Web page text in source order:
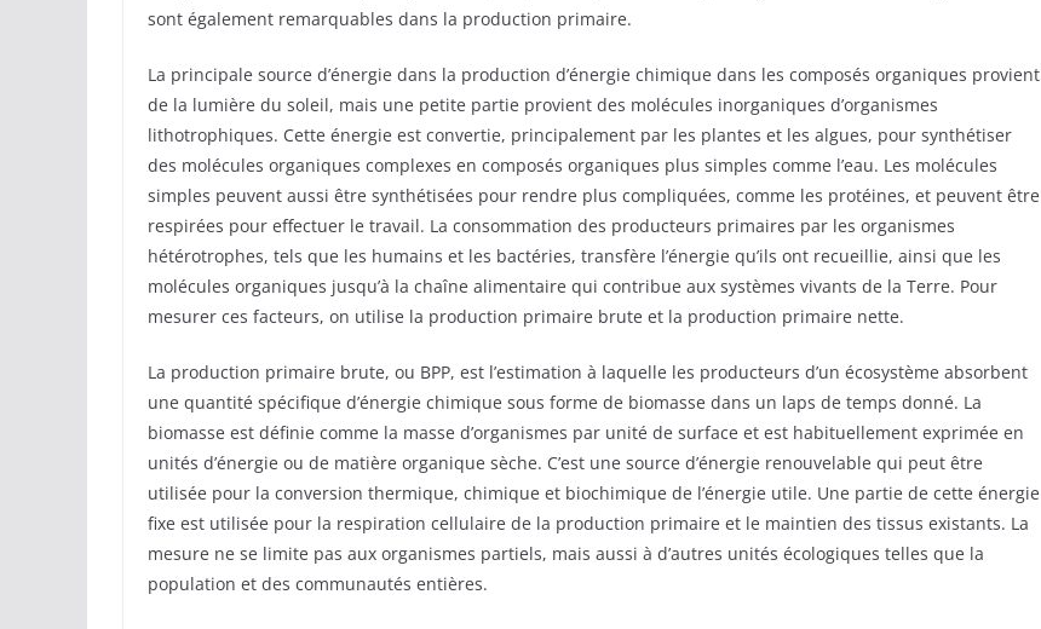
sont également remarquables dans la production primaire.
La principale source d’énergie dans la production d’énergie chimique dans les composés organiques provient
de la lumière du soleil, mais une petite partie provient des molécules inorganiques d’organismes
lithotrophiques. Cette énergie est convertie, principalement par les plantes et les algues, pour synthétiser
des molécules organiques complexes en composés organiques plus simples comme l’eau. Les molécules
simples peuvent aussi être synthétisées pour rendre plus compliquées, comme les protéines, et peuvent être
respirées pour effectuer le travail. La consommation des producteurs primaires par les organismes
hétérotrophes, tels que les humains et les bactéries, transfère l’énergie qu’ils ont recueillie, ainsi que les
molécules organiques jusqu’à la chaîne alimentaire qui contribue aux systèmes vivants de la Terre. Pour
mesurer ces facteurs, on utilise la production primaire brute et la production primaire nette.
La production primaire brute, ou BPP, est l’estimation à laquelle les producteurs d’un écosystème absorbent
une quantité spécifique d’énergie chimique sous forme de biomasse dans un laps de temps donné. La
biomasse est définie comme la masse d’organismes par unité de surface et est habituellement exprimée en
unités d’énergie ou de matière organique sèche. C’est une source d’énergie renouvelable qui peut être
utilisée pour la conversion thermique, chimique et biochimique de l’énergie utile. Une partie de cette énergie
fixe est utilisée pour la respiration cellulaire de la production primaire et le maintien des tissus existants. La
mesure ne se limite pas aux organismes partiels, mais aussi à d’autres unités écologiques telles que la
population et des communautés entières.